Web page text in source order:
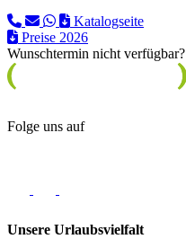
Katalogseite
Preise 2026
Wunschtermin nicht verfügbar?
Folge uns auf
Unsere Urlaubsvielfalt